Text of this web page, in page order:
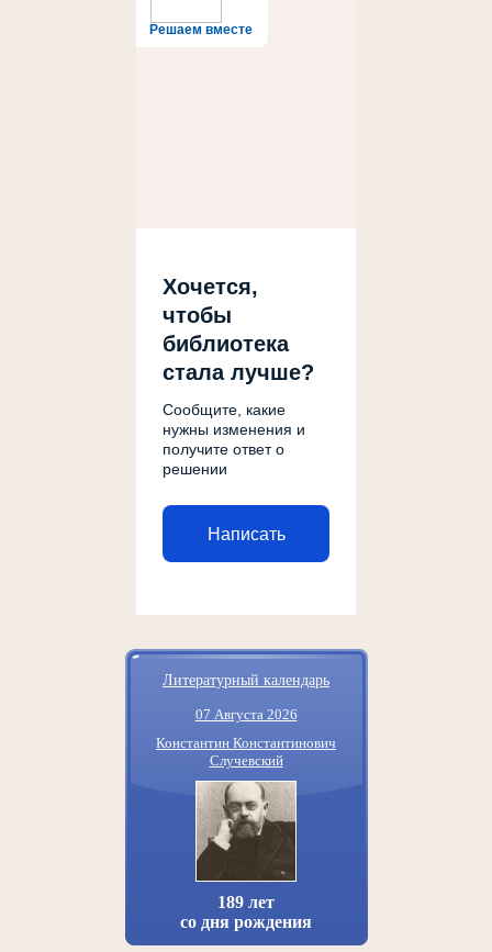
Решаем вместе
Хочется,
чтобы
библиотека
стала лучше?
Сообщите, какие
нужны изменения и
получите ответ о
решении
Написать
Литературный календарь
07 Августа 2026
Константин Константинович
Случевский
189 лет
со дня рождения